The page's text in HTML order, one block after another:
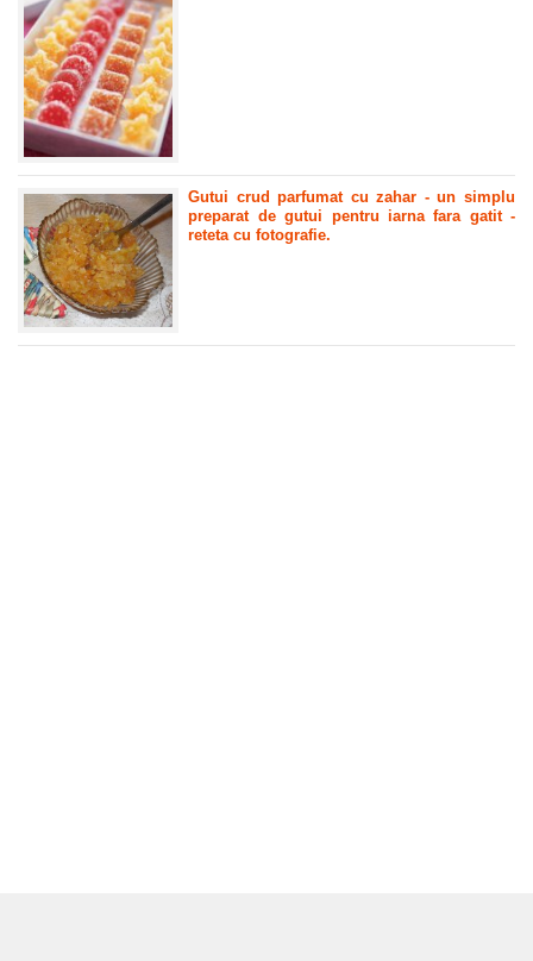
Gutui crud parfumat cu zahar - un simplu
preparat de gutui pentru iarna fara gatit -
reteta cu fotografie.